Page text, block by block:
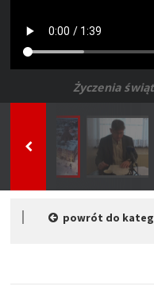
Życzenia
powrót do